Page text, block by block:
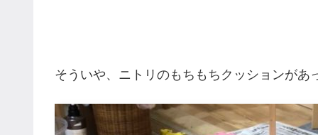
そういや、ニトリのもちもちクッションがあ